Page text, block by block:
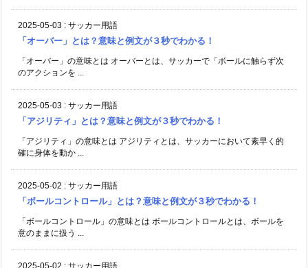
2025-05-03 : サッカー用語
「オーバー」とは？意味と例文が３秒でわかる！
「オーバー」の意味とは オーバーとは、サッカーで「ボールに触らず次
のアクションを ...
2025-05-03 : サッカー用語
「アジリティ」とは？意味と例文が３秒でわかる！
「アジリティ」の意味とは アジリティとは、サッカーにおいて素早く的
確に身体を動か ...
2025-05-02 : サッカー用語
「ボールコントロール」とは？意味と例文が３秒でわかる！
「ボールコントロール」の意味とは ボールコントロールとは、ボールを
意のままに扱う ...